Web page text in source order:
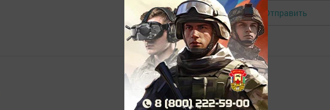
Авторизоваться Отправить